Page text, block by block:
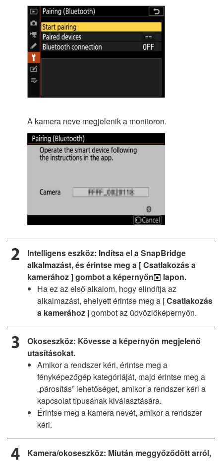
A kamera neve megjelenik a monitoron.
Intelligens eszköz: Indítsa el a SnapBridge
alkalmazást, és érintse meg a [Csatlakozás a
kamerához] gombot a képernyőn
lapon.
Ha ez az első alkalom, hogy elindítja az
alkalmazást, ehelyett érintse meg a [Csatlakozás
a kamerához] gombot az üdvözlőképernyőn.
Okoseszköz: Kövesse a képernyőn megjelenő
utasításokat.
Amikor a rendszer kéri, érintse meg a
fényképezőgép kategóriáját, majd érintse meg a
„párosítás” lehetőséget, amikor a rendszer kéri a
kapcsolat típusának kiválasztására.
Érintse meg a kamera nevét, amikor a rendszer
kéri.
Kamera/okoseszköz: Miután meggyőződött arról,